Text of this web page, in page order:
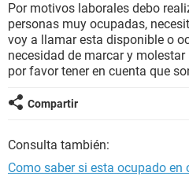
Por motivos laborales debo
personas muy ocupadas,
voy a llamar esta disponible o
necesidad de marcar y molestar
por favor tener en cuenta que
Compartir
Consulta también:
Como saber si esta ocupado en